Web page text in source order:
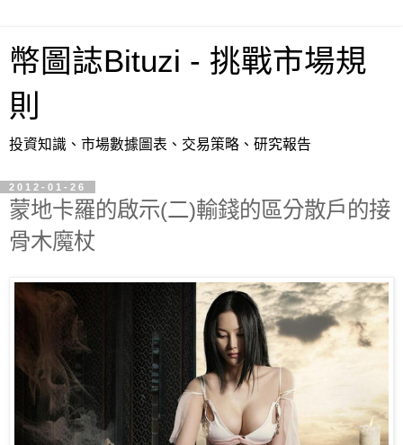
幣圖誌Bituzi - 挑戰市場規
則
投資知識、市場數據圖表、交易策略、研究報告
2012-01-26
蒙地卡羅的啟示(二)輸錢的區分散戶的接
骨木魔杖